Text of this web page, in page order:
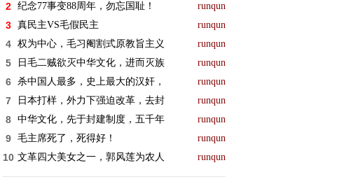
2 纪念77事变88周年，勿忘国耻！ runqun
3 真民主VS毛假民主 runqun
4 权为中心，毛习阉割式原教旨主义 runqun
5 日毛二贼欲灭中华文化，进而灭族 runqun
6 杀中国人最多，史上最大的汉奸， runqun
7 日本打样，外力下强迫改革，去封 runqun
8 中华文化，先于封建制度，五千年 runqun
9 毛主席死了，死得好！ runqun
10 文革四大美女之一，郭风莲为农人 runqun